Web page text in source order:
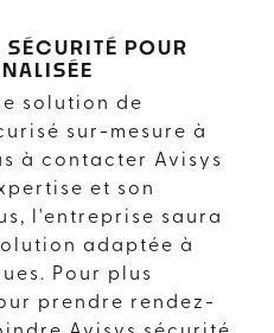
POUR
solution de
sur-mesure à
à contacter Avisys
et son
l'entreprise saura
adaptée à
Pour plus
prendre rendez-